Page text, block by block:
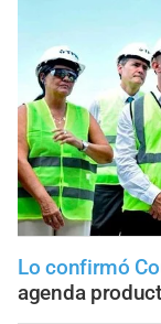
Lo confirmó
agenda